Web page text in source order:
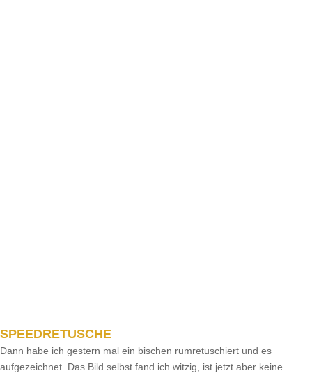
SPEEDRETUSCHE
Dann habe ich gestern mal ein bischen rumretuschiert und es
aufgezeichnet. Das Bild selbst fand ich witzig, ist jetzt aber keine